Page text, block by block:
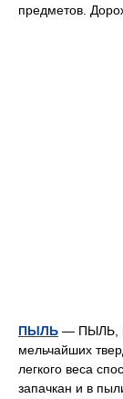
предметов.
ПЫЛЬ — ПЫЛЬ,
мельчайших
легкого веса
запачкан и в